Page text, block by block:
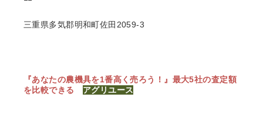
三重県多気郡明和町佐田2059-3
『あなたの農機具を1番高く売ろう！』 最大5社の査定額
を比較できる アグリユース